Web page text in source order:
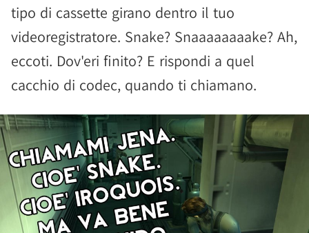
tipo di cassette girano dentro il tuo
videoregistratore. Snake? Snaaaaaaaake? Ah,
eccoti. Dov'eri finito? E rispondi a quel
cacchio di codec, quando ti chiamano.